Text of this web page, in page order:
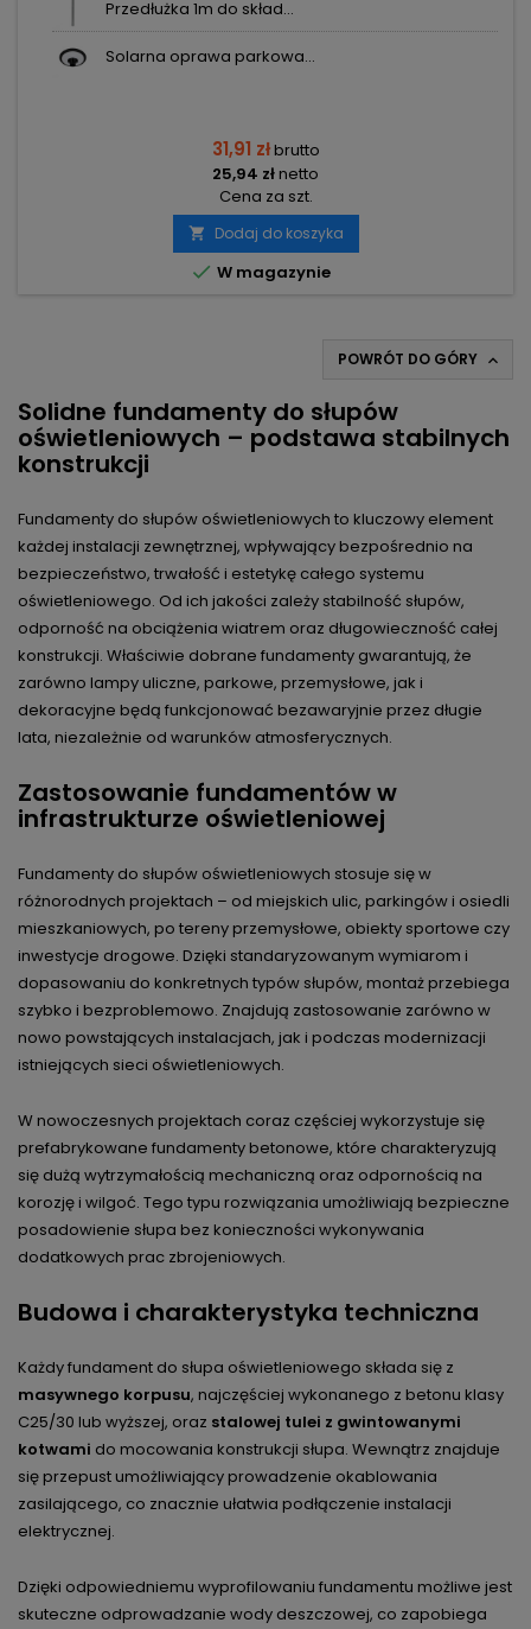
Przedłużka 1m do skład...
Solarna oprawa parkowa...
31,91 złbrutto
25,94 złnetto
Cena za szt.
 Dodaj do koszyka
 W magazynie
POWRÓT DO GÓRY 
Solidne fundamenty do słupów
oświetleniowych – podstawa stabilnych
konstrukcji
Fundamenty do słupów oświetleniowych to kluczowy element
każdej instalacji zewnętrznej, wpływający bezpośrednio na
bezpieczeństwo, trwałość i estetykę całego systemu
oświetleniowego. Od ich jakości zależy stabilność słupów,
odporność na obciążenia wiatrem oraz długowieczność całej
konstrukcji. Właściwie dobrane fundamenty gwarantują, że
zarówno lampy uliczne, parkowe, przemysłowe, jak i
dekoracyjne będą funkcjonować bezawaryjnie przez długie
lata, niezależnie od warunków atmosferycznych.
Zastosowanie fundamentów w
infrastrukturze oświetleniowej
Fundamenty do słupów oświetleniowych stosuje się w
różnorodnych projektach – od miejskich ulic, parkingów i osiedli
mieszkaniowych, po tereny przemysłowe, obiekty sportowe czy
inwestycje drogowe. Dzięki standaryzowanym wymiarom i
dopasowaniu do konkretnych typów słupów, montaż przebiega
szybko i bezproblemowo. Znajdują zastosowanie zarówno w
nowo powstających instalacjach, jak i podczas modernizacji
istniejących sieci oświetleniowych.
W nowoczesnych projektach coraz częściej wykorzystuje się
prefabrykowane fundamenty betonowe, które charakteryzują
się dużą wytrzymałością mechaniczną oraz odpornością na
korozję i wilgoć. Tego typu rozwiązania umożliwiają bezpieczne
posadowienie słupa bez konieczności wykonywania
dodatkowych prac zbrojeniowych.
Budowa i charakterystyka techniczna
Każdy fundament do słupa oświetleniowego składa się z
masywnego korpusu, najczęściej wykonanego z betonu klasy
C25/30 lub wyższej, oraz stalowej tulei z gwintowanymi
kotwami do mocowania konstrukcji słupa. Wewnątrz znajduje
się przepust umożliwiający prowadzenie okablowania
zasilającego, co znacznie ułatwia podłączenie instalacji
elektrycznej.
Dzięki odpowiedniemu wyprofilowaniu fundamentu możliwe jest
skuteczne odprowadzanie wody deszczowej, co zapobiega